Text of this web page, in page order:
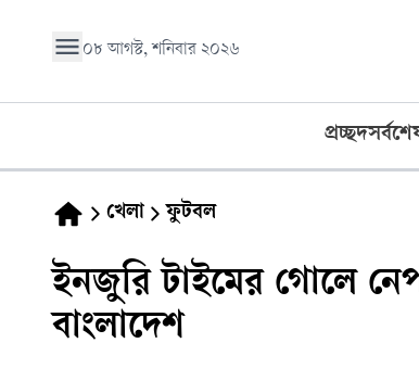
০৮ আগস্ট, শনিবার ২০২৬
প্রচ্ছদ
খেলা ফুটবল
ইনজুরি টাইমের গোলে
বাংলাদেশ